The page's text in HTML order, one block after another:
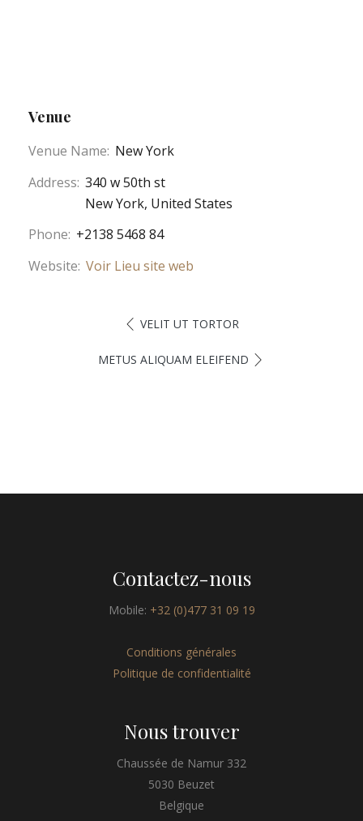
Venue
Venue Name: New York
Address: 340 w 50th st
New York, United States
Phone: +2138 5468 84
Website: Voir Lieu site web
VELIT UT TORTOR
METUS ALIQUAM ELEIFEND
Contactez-nous
Mobile: +32 (0)477 31 09 19
Conditions générales
Politique de confidentialité
Nous trouver
Chaussée de Namur 332
5030 Beuzet
Belgique